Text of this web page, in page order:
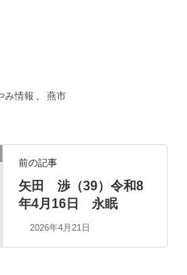
み情報 、 燕市
前の記事
矢田 渉（39）令和8
年4月16日 永眠
2026年4月21日